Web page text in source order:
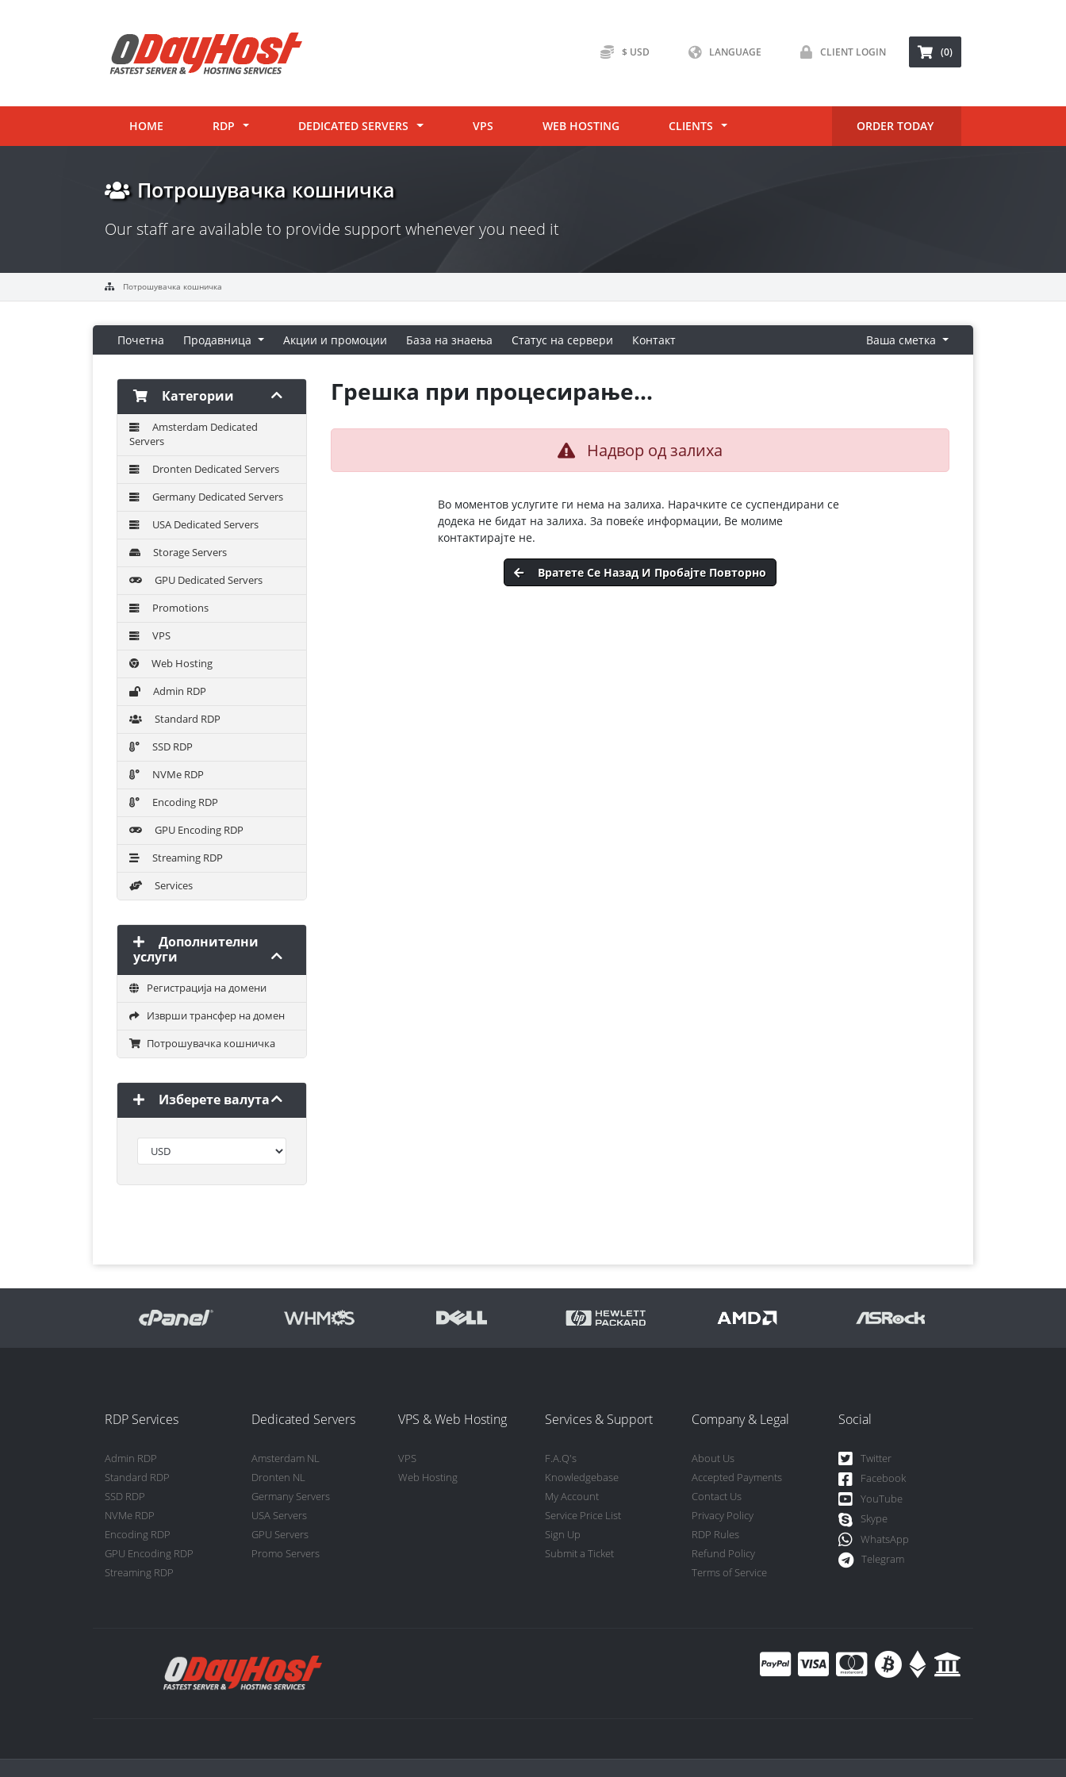
$ USD LANGUAGE CLIENT LOGIN (0)
HOME RDP DEDICATED SERVERS VPS WEB HOSTING CLIENTS ORDER TODAY
Потрошувачка кошничка
Our staff are available to provide support whenever you need it
Потрошувачка кошничка
Почетна Продавница Акции и промоции База на знаења Статус на сервери Контакт Ваша сметка
Категории
Amsterdam Dedicated
Servers
Dronten Dedicated Servers
Germany Dedicated Servers
USA Dedicated Servers
Storage Servers
GPU Dedicated Servers
Promotions
VPS
Web Hosting
Admin RDP
Standard RDP
SSD RDP
NVMe RDP
Encoding RDP
GPU Encoding RDP
Streaming RDP
Services
Дополнителни
услуги
Регистрација на домени
Изврши трансфер на домен
Потрошувачка кошничка
Изберете валута
Грешка при процесирање...
Надвор од залиха
Во моментов услугите ги нема на залиха. Нарачките се суспендирани се
додека не бидат на залиха. За повеќе информации, Ве молиме
контактирајте не.
Вратете Се Назад И Пробајте Повторно
RDP Services
Admin RDP
Standard RDP
SSD RDP
NVMe RDP
Encoding RDP
GPU Encoding RDP
Streaming RDP
Dedicated Servers
Amsterdam NL
Dronten NL
Germany Servers
USA Servers
GPU Servers
Promo Servers
VPS & Web Hosting
VPS
Web Hosting
Services & Support
F.A.Q's
Knowledgebase
My Account
Service Price List
Sign Up
Submit a Ticket
Company & Legal
About Us
Accepted Payments
Contact Us
Privacy Policy
RDP Rules
Refund Policy
Terms of Service
Social
Twitter
Facebook
YouTube
Skype
WhatsApp
Telegram